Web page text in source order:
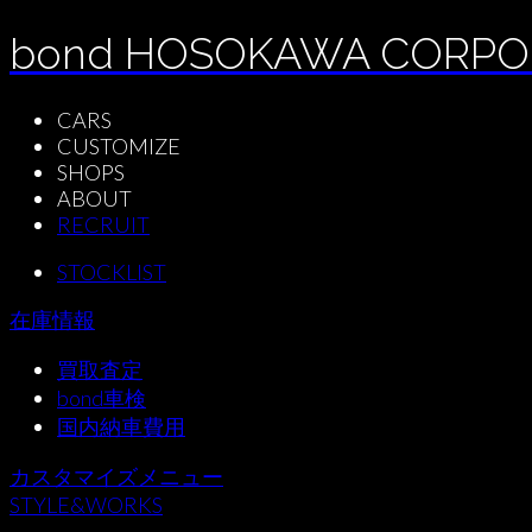
bond HOSOKAWA
CARS
CUSTOMIZE
SHOPS
ABOUT
RECRUIT
STOCKLIST
在庫情報
買取査定
bond車検
国内納車費用
カスタマイズメニュー
STYLE&WORKS